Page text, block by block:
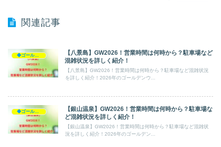
関連記事
◆ゴールデンウィーク2026
【八景島】GW2026！営業時間は何時から？駐車場など
混雑状況を詳しく紹介！
【八景島】GW2026！営業時間は何時から？駐車場など混雑状況
を詳しく紹介！2026年のゴールデンウ...
◆ゴールデンウィーク2026
【銀山温泉】GW2026！営業時間は何時から？駐車場な
ど混雑状況を詳しく紹介！
【銀山温泉】GW2026！営業時間は何時から？駐車場など混雑状
況を詳しく紹介！2026年のゴールデン...